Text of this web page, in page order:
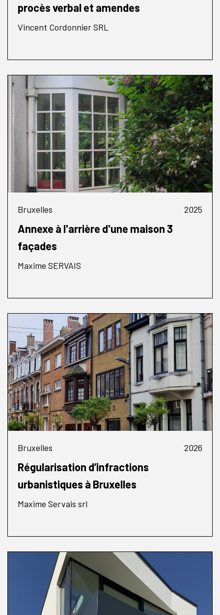
procès verbal et amendes
Vincent Cordonnier SRL
Bruxelles 2025
Annexe à l'arrière d'une maison 3
façades
Maxime SERVAIS
Bruxelles 2026
Régularisation d’infractions
urbanistiques à Bruxelles
Maxime Servais srl